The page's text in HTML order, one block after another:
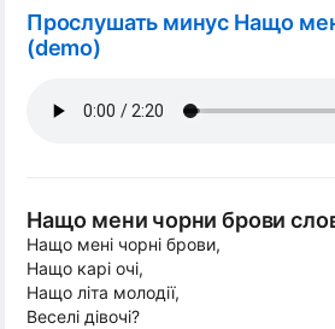
Прослушать минус Нащо
(demo)
Нащо мени чорни брови
Нащо мені чорні брови,
Нащо карі очі,
Нащо літа молодії,
Веселі дівочі?